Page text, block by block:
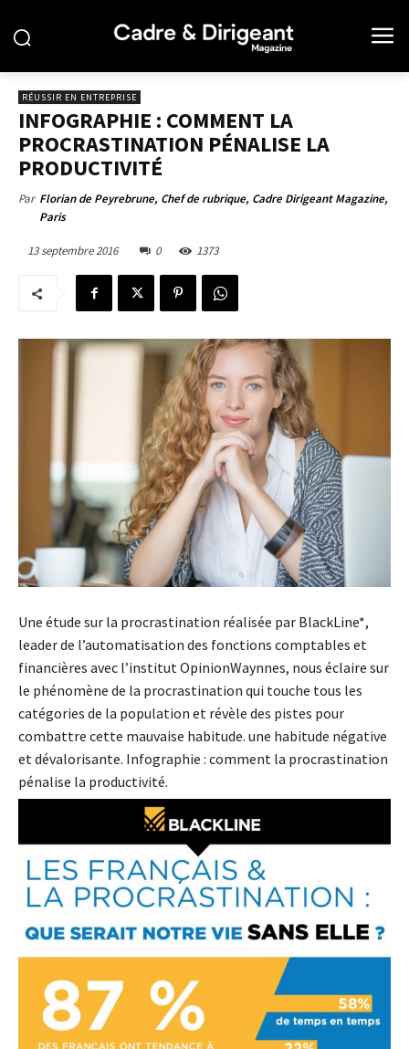
RÉUSSIR EN ENTREPRISE
INFOGRAPHIE : COMMENT LA
PROCRASTINATION PÉNALISE LA
PRODUCTIVITÉ
Par Florian de Peyrebrune, Chef de rubrique, Cadre Dirigeant Magazine,
Paris
13 septembre 2016 0 1373
Une étude sur la procrastination réalisée par BlackLine*,
leader de l’automatisation des fonctions comptables et
financières avec l’institut OpinionWaynnes, nous éclaire sur
le phénomène de la procrastination qui touche tous les
catégories de la population et révèle des pistes pour
combattre cette mauvaise habitude. une habitude négative
et dévalorisante. Infographie : comment la procrastination
pénalise la productivité.